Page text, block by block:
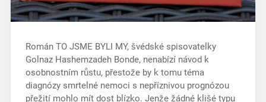
Román TO JSME BYLI MY, švédské spisovatelky
Golnaz Hashemzadeh Bonde, nenabízí návod k
osobnostním růstu, přestože by k tomu téma
diagnózy smrtelné nemoci s nepříznivou prognózou
přežití mohlo mít dost blízko. Jenže žádné klišé typu